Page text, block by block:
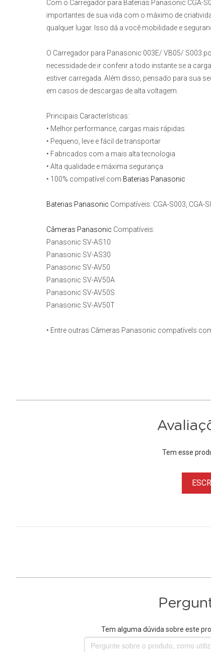
Com o Carregador para Baterias Panasonic CGA-
importantes de sua vida com o máximo de
qualquer lugar. Isso dá a você mobilidade e
O Carregador para Panasonic 003E/ VB05/ S003
necessidade de ir conferir a todo instante se a
estiver carregada. Além disso, pensado para sua
em casos de descargas de alta voltagem.
Principais Características:
• Melhor performance, cargas mais rápidas
• Pequeno, leve e fácil de transportar
• Fabricados com a mais alta tecnologia
• Alta qualidade e máxima segurança
• 100% compatível com Baterias Panasonic
Baterias Panasonic Compatíveis: CGA-S003, CGA-
Câmeras Panasonic Compatíveis:
Panasonic SV-AS10
Panasonic SV-AS30
Panasonic SV-AV50
Panasonic SV-AV50A
Panasonic SV-AV50S
Panasonic SV-AV50T
• Entre outras Câmeras Panasonic compatívels
Tem esse
Tem alguma dúvida sobre este